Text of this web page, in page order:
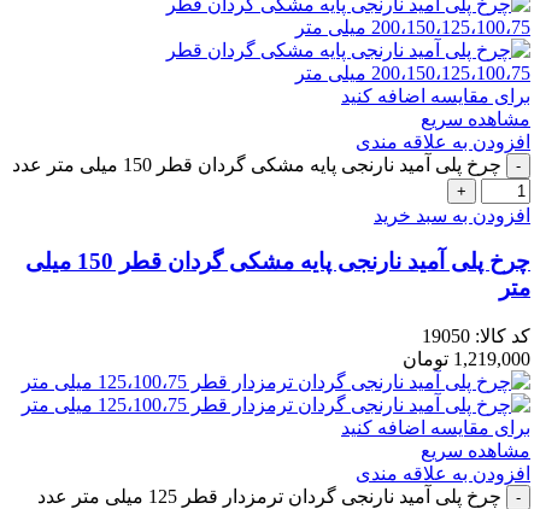
برای مقایسه اضافه کنید
مشاهده سریع
افزودن به علاقه مندی
چرخ پلی آمید نارنجی پایه مشکی گردان قطر 150 میلی متر عدد
افزودن به سبد خرید
چرخ پلی آمید نارنجی پایه مشکی گردان قطر 150 میلی
متر
کد کالا: 19050
1,219,000 تومان
برای مقایسه اضافه کنید
مشاهده سریع
افزودن به علاقه مندی
چرخ پلی آمید نارنجی گردان ترمزدار قطر 125 میلی متر عدد